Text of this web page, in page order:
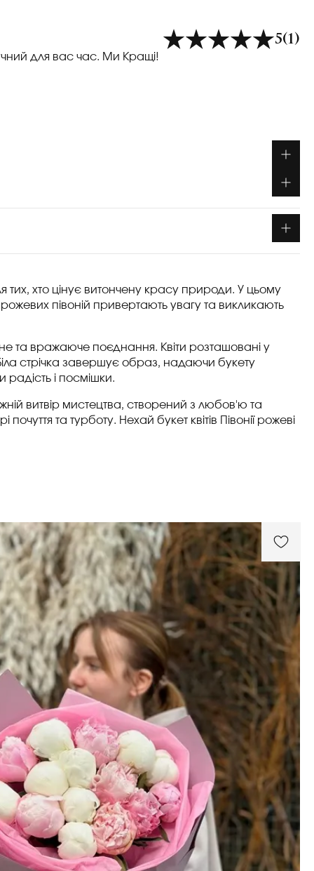
5(1)
для вас час. Ми Кращі!
тих, хто цінує витончену красу природи. У цьому
рожевих півоній привертають увагу та викликають
та вражаюче поєднання. Квіти розташовані у
стрічка завершує образ, надаючи букету
і посмішки.
витвір мистецтва, створений з любов'ю та
та турботу. Нехай букет квітів Півонії рожеві